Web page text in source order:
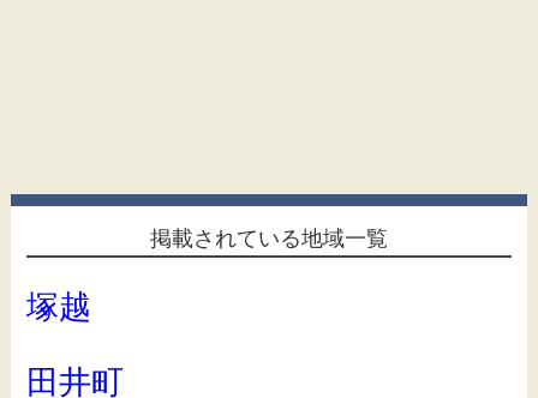
掲載されている地域一覧
塚越
田井町